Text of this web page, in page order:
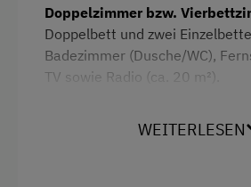
Doppelzimmer bzw.
Doppelbett und zwei
Badezimmer (Dusche/WC),
TV sowie Radio (ca. 20 m²).
Verfügung (gemeinschaftliche
WEITERLESEN